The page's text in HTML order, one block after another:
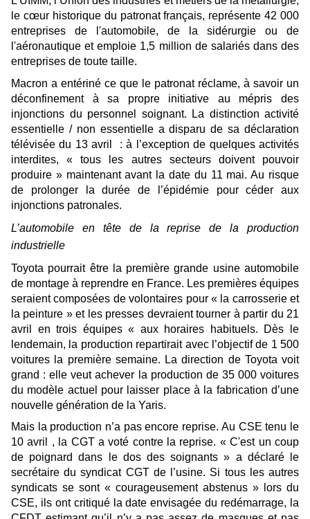
le cœur historique du patronat français, représente 42 000
entreprises de l'automobile, de la sidérurgie ou de
l'aéronautique et emploie 1,5 million de salariés dans des
entreprises de toute taille.
Macron a entériné ce que le patronat réclame, à savoir un
déconfinement à sa propre initiative au mépris des
injonctions du personnel soignant. La distinction activité
essentielle / non essentielle a disparu de sa déclaration
télévisée du 13 avril : à l’exception de quelques activités
interdites, « tous les autres secteurs doivent pouvoir
produire » maintenant avant la date du 11 mai. Au risque
de prolonger la durée de l’épidémie pour céder aux
injonctions patronales.
L’automobile en tête de la reprise de la production
industrielle
Toyota pourrait être la première grande usine automobile
de montage à reprendre en France. Les premières équipes
seraient composées de volontaires pour « la carrosserie et
la peinture » et les presses devraient tourner à partir du 21
avril en trois équipes« aux horaires habituels. Dès le
lendemain, la production repartirait avec l’objectif de 1 500
voitures la première semaine. La direction de Toyota voit
grand : elle veut achever la production de 35 000 voitures
du modèle actuel pour laisser place à la fabrication d’une
nouvelle génération de la Yaris.
Mais la production n’a pas encore reprise. Au CSE tenu le
10 avril , la CGT a voté contre la reprise. « C'est un coup
de poignard dans le dos des soignants » a déclaré le
secrétaire du syndicat CGT de l’usine. Si tous les autres
syndicats se sont « courageusement abstenus » lors du
CSE, ils ont critiqué la date envisagée du redémarrage, la